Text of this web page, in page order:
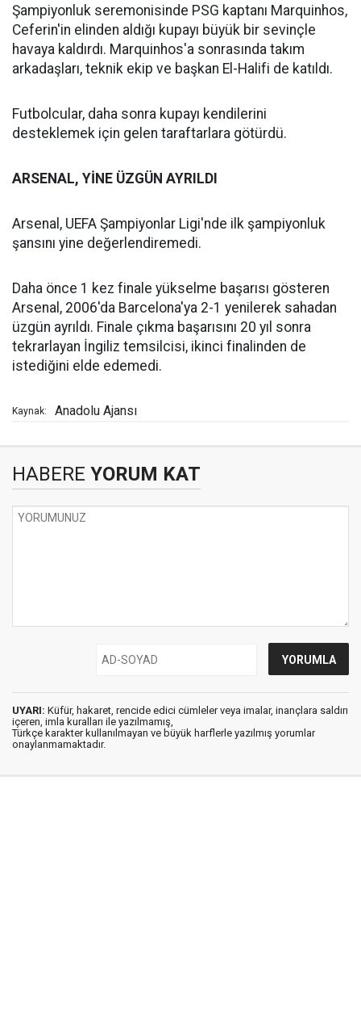
Şampiyonluk seremonisinde PSG kaptanı Marquinhos,
Ceferin'in elinden aldığı kupayı büyük bir sevinçle
havaya kaldırdı. Marquinhos'a sonrasında takım
arkadaşları, teknik ekip ve başkan El-Halifi de katıldı.
Futbolcular, daha sonra kupayı kendilerini
desteklemek için gelen taraftarlara götürdü.
ARSENAL, YİNE ÜZGÜN AYRILDI
Arsenal, UEFA Şampiyonlar Ligi'nde ilk şampiyonluk
şansını yine değerlendiremedi.
Daha önce 1 kez finale yükselme başarısı gösteren
Arsenal, 2006'da Barcelona'ya 2-1 yenilerek sahadan
üzgün ayrıldı. Finale çıkma başarısını 20 yıl sonra
tekrarlayan İngiliz temsilcisi, ikinci finalinden de
istediğini elde edemedi.
Kaynak: Anadolu Ajansı
HABERE YORUM KAT
UYARI: Küfür, hakaret, rencide edici cümleler veya imalar, inançlara saldırı
içeren, imla kuralları ile yazılmamış,
Türkçe karakter kullanılmayan ve büyük harflerle yazılmış yorumlar
onaylanmamaktadır.